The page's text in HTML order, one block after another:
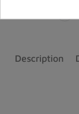
Description